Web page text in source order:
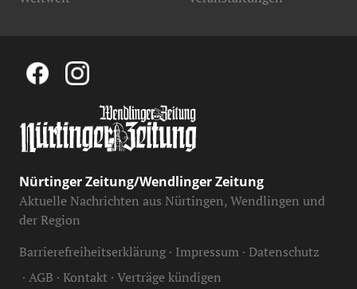
Nürtinger Zeitung/Wendlinger Zeitung
Aktuelle Nachrichten aus Nürtingen, Wendlingen und
der Region
Barrierefreiheitserklärung Impressum Datenschutz
AGB Kontakt Verträge kündigen